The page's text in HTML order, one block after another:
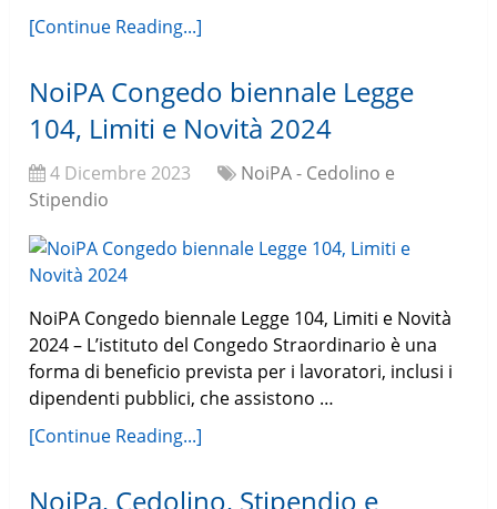
[Continue Reading...]
NoiPA Congedo biennale Legge
104, Limiti e Novità 2024
4 Dicembre 2023
NoiPA - Cedolino e
Stipendio
NoiPA Congedo biennale Legge 104, Limiti e Novità
2024 – L’istituto del Congedo Straordinario è una
forma di beneficio prevista per i lavoratori, inclusi i
dipendenti pubblici, che assistono …
[Continue Reading...]
NoiPa, Cedolino, Stipendio e